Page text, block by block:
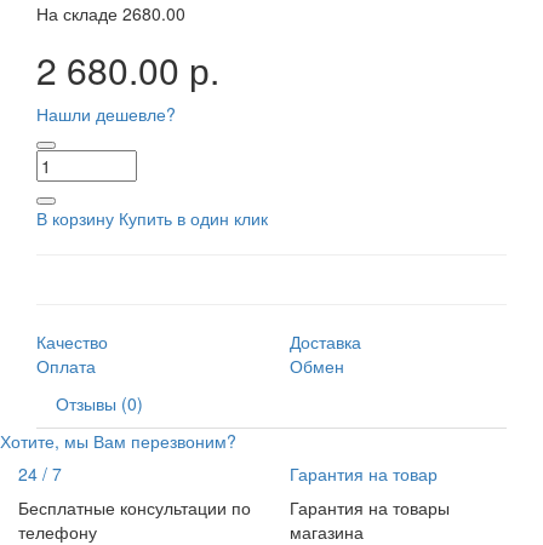
На складе 2680.00
2 680.00 р.
Нашли дешевле?
В корзину Купить в один клик
Качество
Доставка
Оплата
Обмен
Отзывы (0)
Хотите, мы Вам перезвоним?
24 / 7
Бесплатные консультации по
телефону
Гарантия на товар
Гарантия на товары
магазина